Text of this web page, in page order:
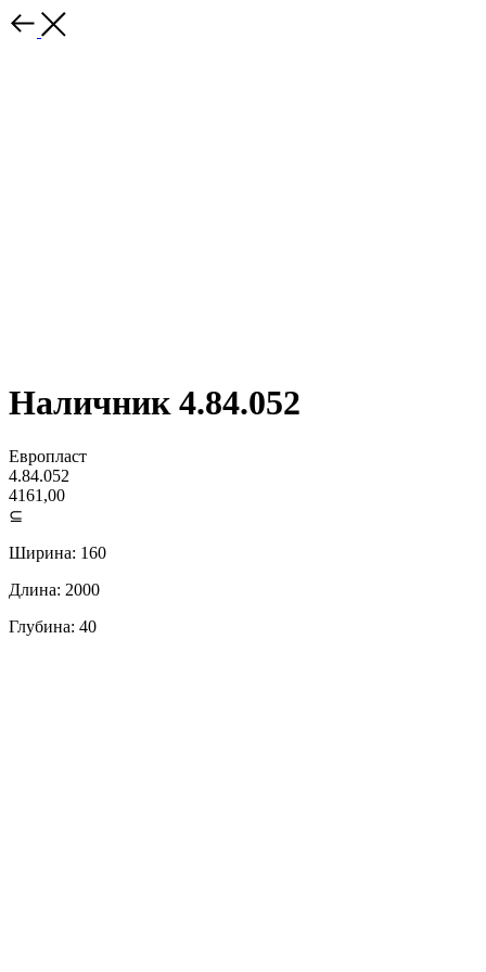
Наличник 4.84.052
Европласт
4.84.052
4161,00
⊆
Ширина: 160
Длина: 2000
Глубина: 40